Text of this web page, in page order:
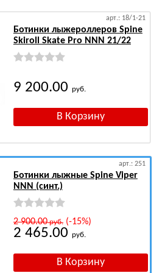
арт.: 18/1-21
Ботинки лыжероллеров Spine
Skiroll Skate Pro NNN 21/22
9 200.00 руб.
арт.: 251
Ботинки лыжные Spine Viper
NNN (синт.)
2 900.00руб.(-15%)
2 465.00 руб.